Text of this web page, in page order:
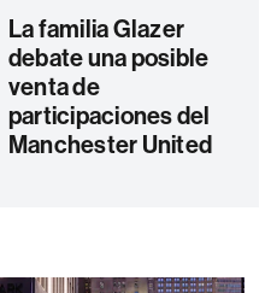
La familia Glazer
debate una posible
venta de
participaciones del
Manchester United